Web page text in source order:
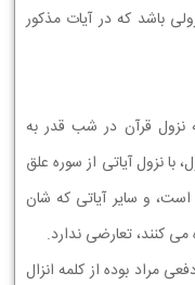
باشد که در آیات مذکور
قرآن در شب قدر به
با نزول آیاتی از سوره علق
است، و سایر آیاتی که شان
کنند، تعارضی ندارد.
مراد بوده از کلمه انزال